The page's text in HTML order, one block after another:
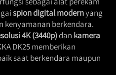
spion digital modern yang
kenyamanan berkendara.
4K (3440p) dan kamera
DK25 memberikan
saat berkendara maupun